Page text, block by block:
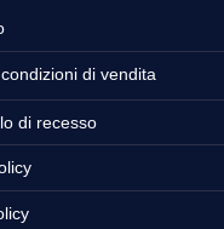
di vendita
di recesso